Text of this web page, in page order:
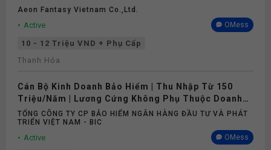
Aeon Fantasy Vietnam Co.,ltd.
Active OMess
10 - 12 Triệu VND + Phụ Cấp
Thanh Hóa
Cán Bộ Kinh Doanh Bảo Hiểm | Thu Nhập Từ 150
Triệu/Năm | Lương Cứng Không Phụ Thuộc Doanh
Số
TỔNG CÔNG TY CP BẢO HIỂM NGÂN HÀNG ĐẦU TƯ VÀ PHÁT
TRIỂN VIỆT NAM - BIC
Active OMess